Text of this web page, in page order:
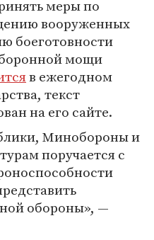
меры по
вооруженных
боеготовности
мощи
в ежегодном
текст
на его сайте.
Минобороны и
поручается с
обороны», —